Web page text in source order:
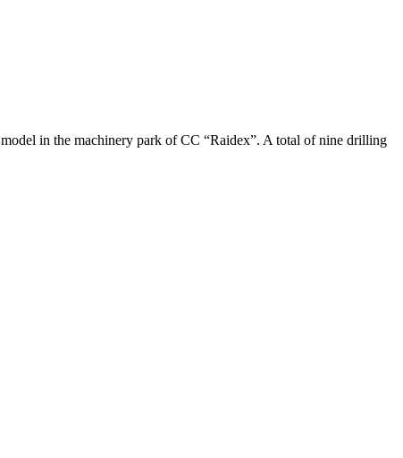
in the machinery park of CC “Raidex”. A total of nine drilling